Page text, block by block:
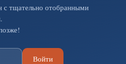
с тщательно отобранными
Войти